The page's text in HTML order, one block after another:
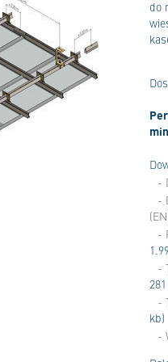
do
-
-
-
-
-
kb)
-